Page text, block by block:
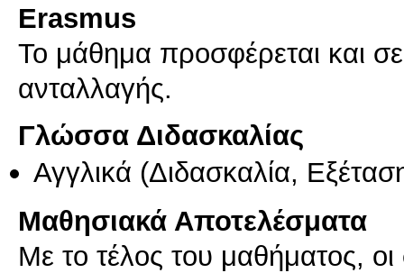
Erasmus
Το μάθημα προσφέρεται και
ανταλλαγής.
Γλώσσα Διδασκαλίας
Αγγλικά (Διδασκαλία,
Μαθησιακά Αποτελέσματα
Με το τέλος του μαθήματος,